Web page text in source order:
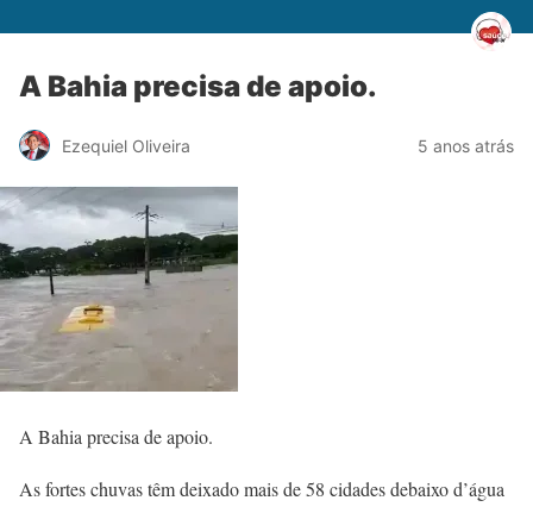
A Bahia precisa de apoio.
Ezequiel Oliveira 5 anos atrás
A Bahia precisa de apoio.
As fortes chuvas têm deixado mais de 58 cidades debaixo d’água